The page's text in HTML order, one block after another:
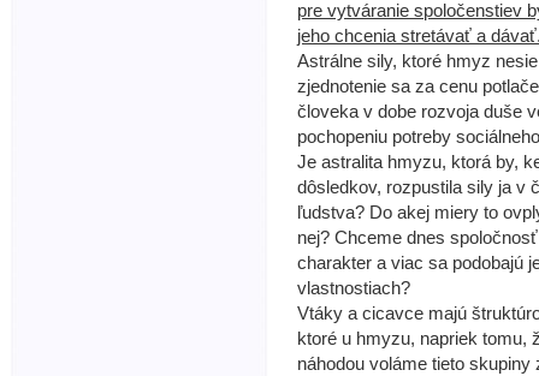
pre vytváranie spoločenstiev
jeho chcenia stretávať a
Astrálne sily, ktoré hmyz
zjednotenie sa za cenu
človeka v dobe rozvoja duše
pochopeniu potreby
Je astralita hmyzu, ktorá by,
dôsledkov, rozpustila sily ja v
ľudstva? Do akej miery to
nej? Chceme dnes
charakter a viac sa podobajú
vlastnostiach?
Vtáky a cicavce majú
ktoré u hmyzu, napriek tomu,
náhodou voláme tieto